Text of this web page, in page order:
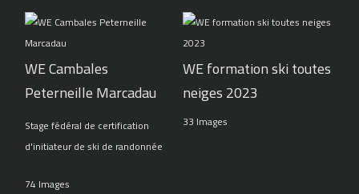
WE Cambales
Peterneille Marcadau
Stage fédéral de certification
d'initiateur de ski de randonnée
74 Images
WE formation ski toutes
neiges 2023
33 Images